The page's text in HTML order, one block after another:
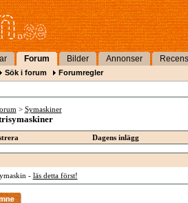
Forum Bilder Annonser
Sök i forum Forumregler
> Symaskiner
Dagens inlägg
- läs detta först!